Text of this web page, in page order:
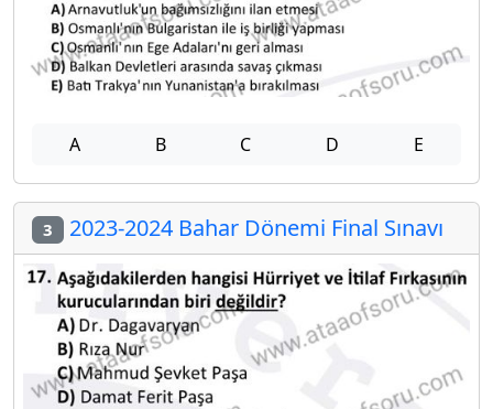
A B C D E
3 2023-2024 Bahar Dönemi Final Sınavı